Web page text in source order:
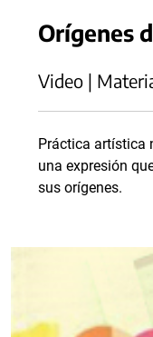
Orígenes
Video |
Práctica artística
una expresión
sus orígenes.